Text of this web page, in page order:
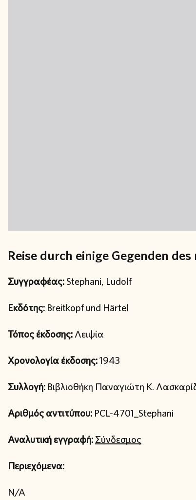
Reise durch einige Gegenden
Συγγραφέας:Stephani, Ludolf
Εκδότης: Breitkopf und Härtel
Τόπος έκδοσης:Λειψία
Χρονολογία έκδοσης:1943
Συλλογή: Βιβλιοθήκη Παναγιώτη Κ.
Αριθμός αντιτύπου: PCL-4701_Stephani
Αναλυτική εγγραφή:Σύνδεσμος
Περιεχόμενα:
N/A